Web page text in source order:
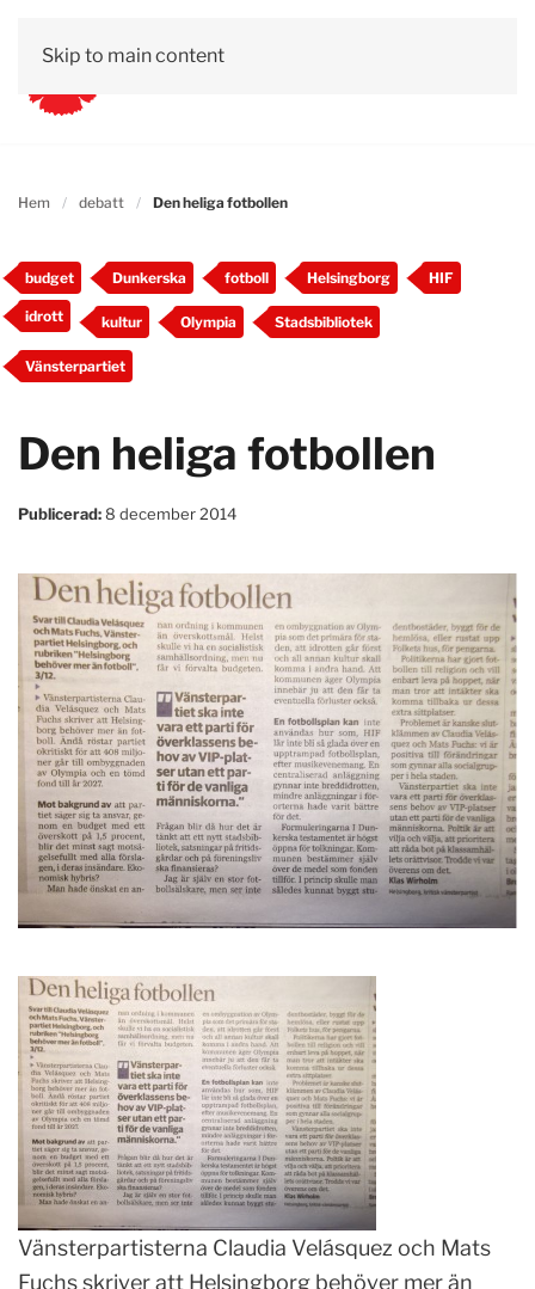
Skip to main content
Hem debatt Den heliga fotbollen
budget Dunkerska fotboll Helsingborg HIF
idrott kultur Olympia Stadsbibliotek
Vänsterpartiet
Den heliga fotbollen
Publicerad:8 december 2014
Vänsterpartisterna Claudia Velásquez och Mats
Fuchs skriver att Helsingborg behöver mer än